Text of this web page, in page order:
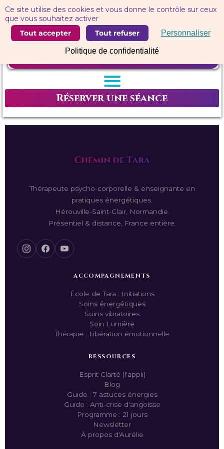
Ce site utilise des cookies et vous donne le contrôle sur ceux
que vous souhaitez activer
Tout accepter
Tout refuser Personnaliser
Politique de confidentialité
Réserver une séance
Thérapeute psycho-corporelle & enseignante en
pratiques énergétiques.
Hérouville-Saint-Clair, Normandie.
Présentiel & distance, France entière.
ACCOMPAGNEMENTS
École de Tara : Initiations
Soins énergétiques
Soins vibratoires
Soin Lumière
Thérapie : Libération émotionnelle
RESSOURCES
Esprit Clarté (l'appli)
Blog
Guide : 7 astuces énergies
Guide : Anti-crise d'angoisse
Programme : 21 jours
Newsletter
À propos d'Aurélie